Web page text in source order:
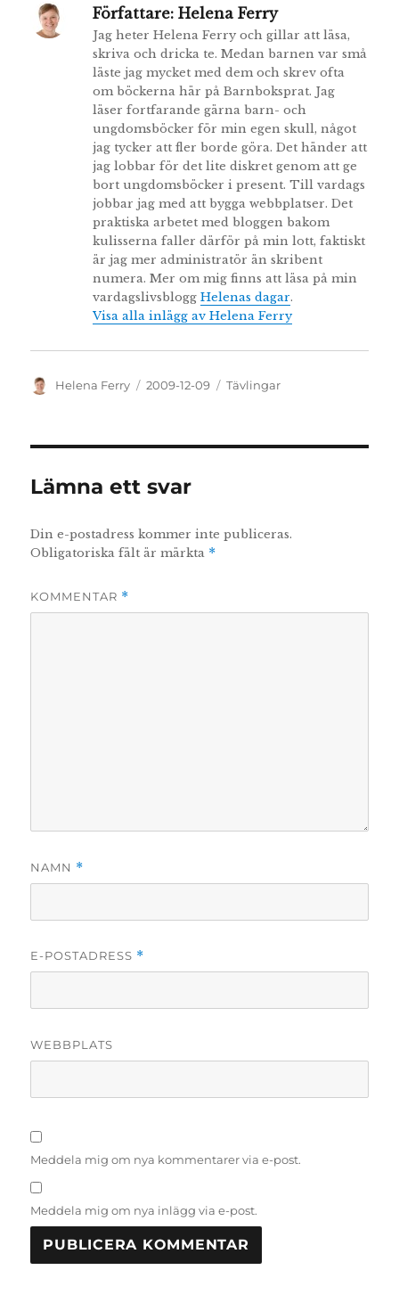
Författare: Helena Ferry
Jag heter Helena Ferry och gillar att läsa,
skriva och dricka te. Medan barnen var små
läste jag mycket med dem och skrev ofta
om böckerna här på Barnboksprat. Jag
läser fortfarande gärna barn- och
ungdomsböcker för min egen skull, något
jag tycker att fler borde göra. Det händer att
jag lobbar för det lite diskret genom att ge
bort ungdomsböcker i present. Till vardags
jobbar jag med att bygga webbplatser. Det
praktiska arbetet med bloggen bakom
kulisserna faller därför på min lott, faktiskt
är jag mer administratör än skribent
numera. Mer om mig finns att läsa på min
vardagslivsbloggHelenas dagar.
Visa alla inlägg av Helena Ferry
Författare
Helena Ferry
Publicerat
2009-12-09 Kategorier
Tävlingar
Lämna ett svar
Din e-postadress kommer inte publiceras.
Obligatoriska fält är märkta *
KOMMENTAR *
NAMN *
E-POSTADRESS *
WEBBPLATS
Meddela mig om nya kommentarer via e-post.
Meddela mig om nya inlägg via e-post.